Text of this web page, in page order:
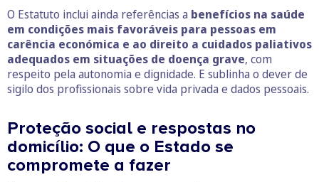
O Estatuto inclui ainda referências a benefícios na saúde
em condições mais favoráveis para pessoas em
carência económica e ao direito a cuidados paliativos
adequados em situações de doença grave, com
respeito pela autonomia e dignidade. E sublinha o dever de
sigilo dos profissionais sobre vida privada e dados pessoais.
Proteção social e respostas no
domicílio: O que o Estado se
compromete a fazer